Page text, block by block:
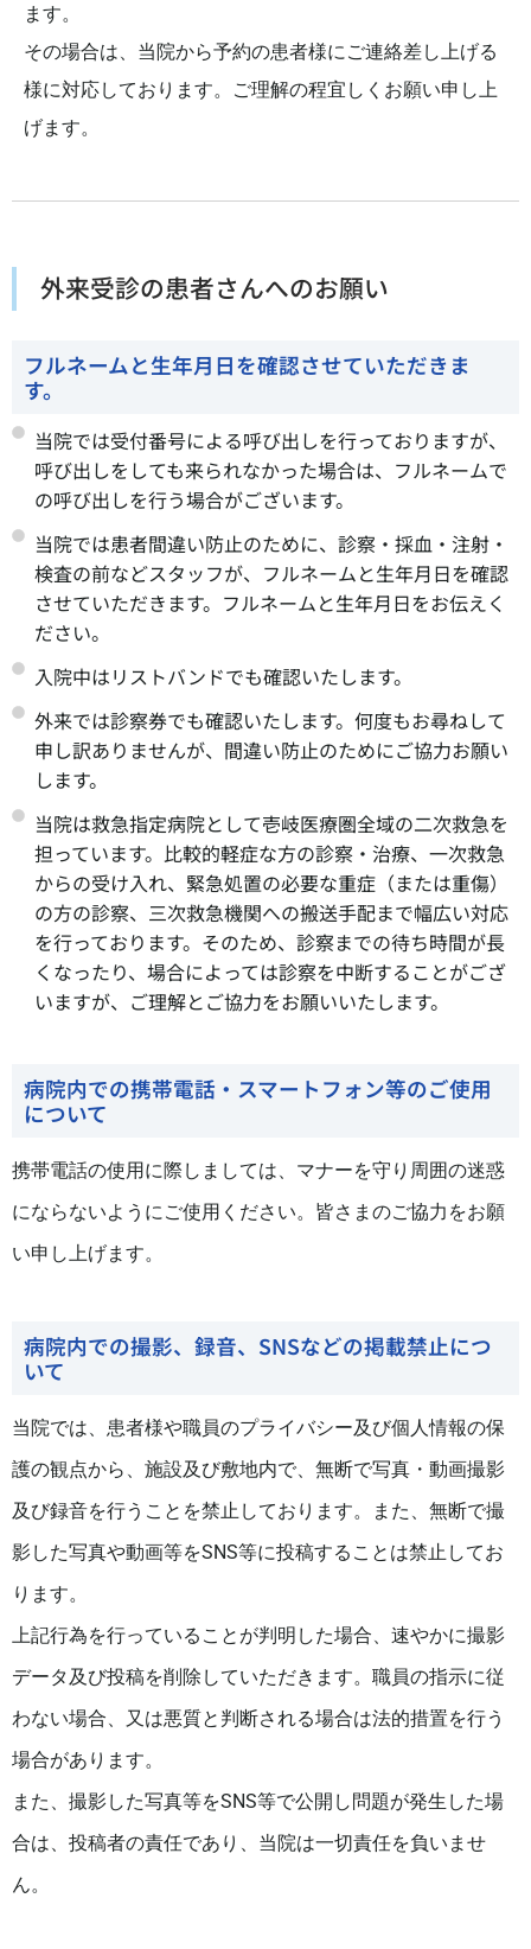
ます。
その場合は、当院から予約の患者様にご連絡差し上げる
様に対応しております。ご理解の程宜しくお願い申し上
げます。
外来受診の患者さんへのお願い
フルネームと生年月日を確認させていただきま
す。
当院では受付番号による呼び出しを行っておりますが、
呼び出しをしても来られなかった場合は、フルネームで
の呼び出しを行う場合がございます。
当院では患者間違い防止のために、診察・採血・注射・
検査の前などスタッフが、フルネームと生年月日を確認
させていただきます。フルネームと生年月日をお伝えく
ださい。
入院中はリストバンドでも確認いたします。
外来では診察券でも確認いたします。何度もお尋ねして
申し訳ありませんが、間違い防止のためにご協力お願い
します。
当院は救急指定病院として壱岐医療圏全域の二次救急を
担っています。比較的軽症な方の診察・治療、一次救急
からの受け入れ、緊急処置の必要な重症（または重傷）
の方の診察、三次救急機関への搬送手配まで幅広い対応
を行っております。そのため、診察までの待ち時間が長
くなったり、場合によっては診察を中断することがござ
いますが、ご理解とご協力をお願いいたします。
病院内での携帯電話・スマートフォン等のご使用
について
携帯電話の使用に際しましては、マナーを守り周囲の迷惑
にならないようにご使用ください。皆さまのご協力をお願
い申し上げます。
病院内での撮影、録音、SNSなどの掲載禁止につ
いて
当院では、患者様や職員のプライバシー及び個人情報の保
護の観点から、施設及び敷地内で、無断で写真・動画撮影
及び録音を行うことを禁止しております。また、無断で撮
影した写真や動画等をSNS等に投稿することは禁止してお
ります。
上記行為を行っていることが判明した場合、速やかに撮影
データ及び投稿を削除していただきます。職員の指示に従
わない場合、又は悪質と判断される場合は法的措置を行う
場合があります。
また、撮影した写真等をSNS等で公開し問題が発生した場
合は、投稿者の責任であり、当院は一切責任を負いませ
ん。